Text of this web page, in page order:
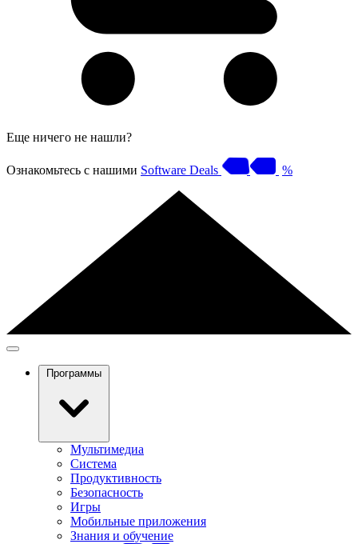
Еще ничего не нашли?
Ознакомьтесь с нашими Software Deals %
Программы
Мультимедиа
Система
Продуктивность
Безопасность
Игры
Мобильные приложения
Знания и обучение